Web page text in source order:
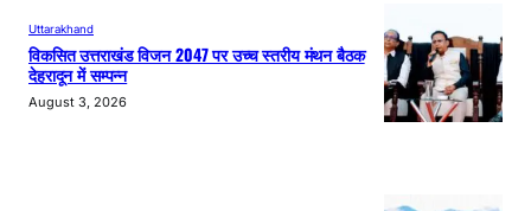
Uttarakhand
विकसित उत्तराखंड विजन 2047 पर उच्च स्तरीय मंथन बैठक
देहरादून में सम्पन्न
August 3, 2026